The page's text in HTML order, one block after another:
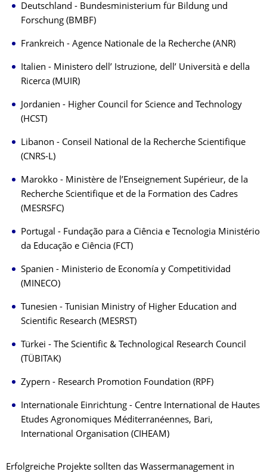
Deutschland - Bundesministerium für Bildung und
Forschung (BMBF)
Frankreich - Agence Nationale de la Recherche (ANR)
Italien - Ministero dell’ Istruzione, dell’ Università e della
Ricerca (MUIR)
Jordanien - Higher Council for Science and Technology
(HCST)
Libanon - Conseil National de la Recherche Scientifique
(CNRS-L)
Marokko - Ministère de l’Enseignement Supérieur, de la
Recherche Scientifique et de la Formation des Cadres
(MESRSFC)
Portugal - Fundação para a Ciência e Tecnologia Ministério
da Educação e Ciência (FCT)
Spanien - Ministerio de Economía y Competitividad
(MINECO)
Tunesien - Tunisian Ministry of Higher Education and
Scientific Research (MESRST)
Türkei - The Scientific & Technological Research Council
(TÜBITAK)
Zypern - Research Promotion Foundation (RPF)
Internationale Einrichtung - Centre International de Hautes
Etudes Agronomiques Méditerranéennes, Bari,
International Organisation (CIHEAM)
Erfolgreiche Projekte sollten das Wassermanagement in